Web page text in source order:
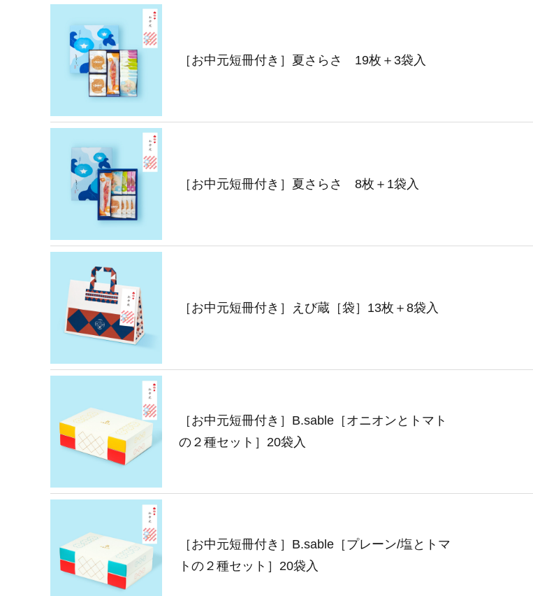
［お中元短冊付き］夏さらさ 19枚＋3袋入
［お中元短冊付き］夏さらさ 8枚＋1袋入
［お中元短冊付き］えび蔵［袋］13枚＋8袋入
［お中元短冊付き］B.sable［オニオンとトマト
の２種セット］20袋入
［お中元短冊付き］B.sable［プレーン/塩とトマ
トの２種セット］20袋入